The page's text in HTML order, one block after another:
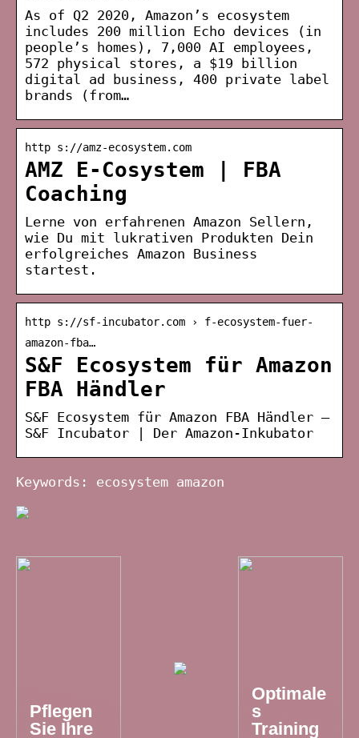
As of Q2 2020, Amazon’s ecosystem
includes 200 million Echo devices (in
people’s homes), 7,000 AI employees,
572 physical stores, a $19 billion
digital ad business, 400 private label
brands (from…
http s://amz-ecosystem.com
AMZ E-Cosystem | FBA
Coaching
Lerne von erfahrenen Amazon Sellern,
wie Du mit lukrativen Produkten Dein
erfolgreiches Amazon Business
startest.
http s://sf-incubator.com › f-ecosystem-fuer-
amazon-fba…
S&F Ecosystem für Amazon
FBA Händler
S&F Ecosystem für Amazon FBA Händler –
S&F Incubator | Der Amazon-Inkubator
Keywords: ecosystem amazon
Pflegen
Sie Ihre
Optimale
s
Training